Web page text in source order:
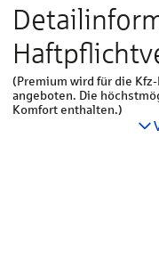
(Premium wird für die
angeboten. Die
Komfort enthalten.)